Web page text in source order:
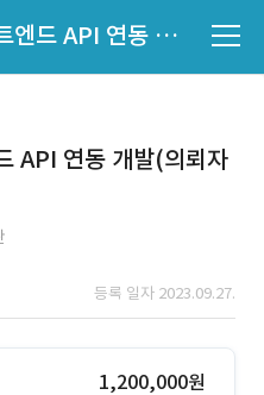
IT 아웃소싱 웹 프론트엔드 API 연동 개발(의뢰자용)
API 연동 개발(의뢰자
등록 일자 2023.09.27.
1,200,000원